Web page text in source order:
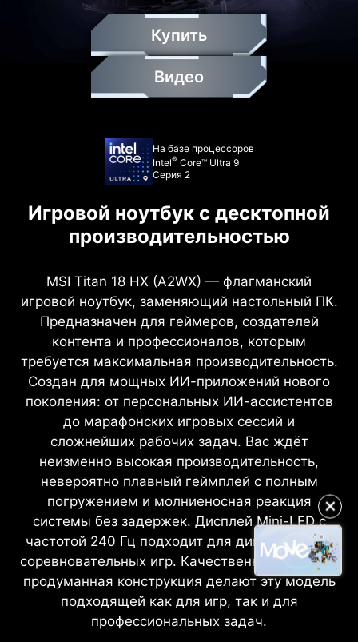
Купить
Видео
На базе процессоров
Intel®Core™ Ultra 9
Серия 2
Игровой ноутбук с десктопной
производительностью
MSI Titan 18 HX (A2WX) — флагманский
игровой ноутбук, заменяющий настольный ПК.
Предназначен для геймеров, создателей
контента и профессионалов, которым
требуется максимальная производительность.
Создан для мощных ИИ-приложений нового
поколения: от персональных ИИ-ассистентов
до марафонских игровых сессий и
сложнейших рабочих задач. Вас ждёт
неизменно высокая производительность,
невероятно плавный геймплей с полным
погружением и молниеносная реакция
системы без задержек. Дисплей Mini-LED с
частотой 240 Гц подходит для динамичных и
соревновательных игр. Качественная сборка и
продуманная конструкция делают эту модель
подходящей как для игр, так и для
профессиональных задач.
✕